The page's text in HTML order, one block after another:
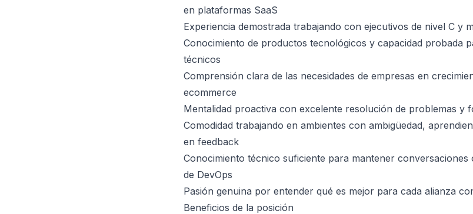
en plataformas SaaS
Experiencia demostrada trabajando con ejecutivos de nivel C y
Conocimiento de productos tecnológicos y capacidad probada
técnicos
Comprensión clara de las necesidades de empresas en
ecommerce
Mentalidad proactiva con excelente resolución de problemas y
Comodidad trabajando en ambientes con ambigüedad,
en feedback
Conocimiento técnico suficiente para mantener
de DevOps
Pasión genuina por entender qué es mejor para cada alianza
Beneficios de la posición